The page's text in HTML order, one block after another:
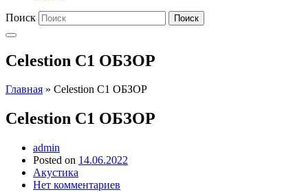
Поиск Поиск
Celestion C1 ОБЗОР
Главная » Celestion C1 ОБЗОР
Celestion C1 ОБЗОР
admin
Posted on 14.06.2022
Акустика
Нет комментариев